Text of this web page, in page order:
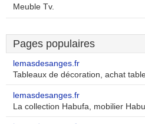
Meuble Tv.
Pages populaires
lemasdesanges.fr
Tableaux de décoration, achat
lemasdesanges.fr
La collection Habufa, mobilier